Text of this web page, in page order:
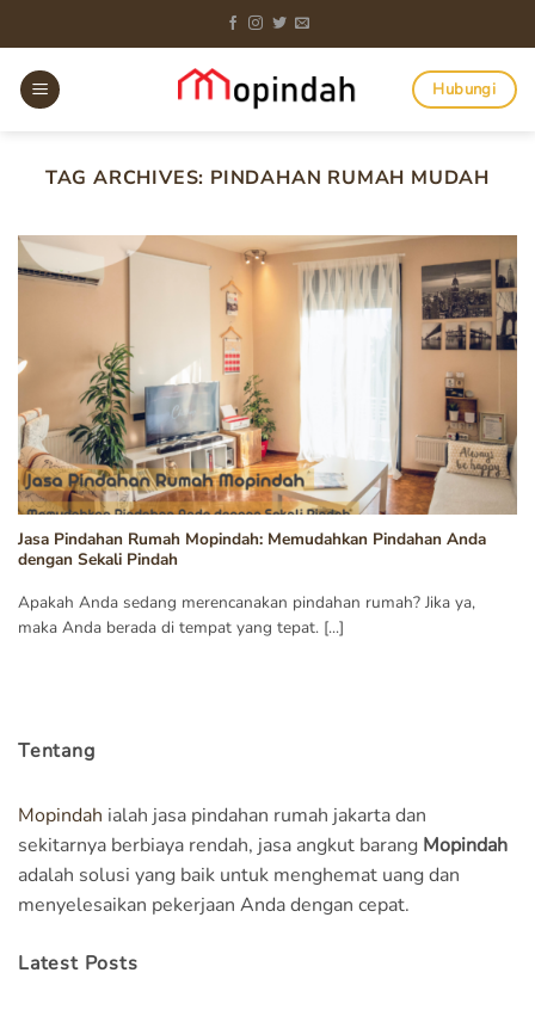
to
content
Hubungi
TAG ARCHIVES: PINDAHAN RUMAH MUDAH
Jasa Pindahan Rumah Mopindah: Memudahkan Pindahan Anda
dengan Sekali Pindah
Apakah Anda sedang merencanakan pindahan rumah? Jika ya,
maka Anda berada di tempat yang tepat. [...]
Tentang
Mopindah ialah jasa pindahan rumah jakarta dan
sekitarnya berbiaya rendah, jasa angkut barang Mopindah
adalah solusi yang baik untuk menghemat uang dan
menyelesaikan pekerjaan Anda dengan cepat.
Latest Posts